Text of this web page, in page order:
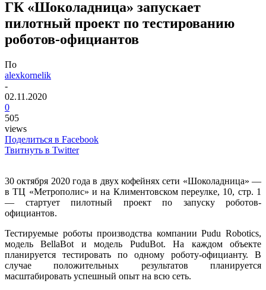
ГК «Шоколадница» запускает
пилотный проект по тестированию
роботов-официантов
По
alexkornelik
-
02.11.2020
0
505
views
Поделиться в Facebook
Твитнуть в Twitter
30 октября 2020 года в двух кофейнях сети «Шоколадница» —
в ТЦ «Метрополис» и на Климентовском переулке, 10, стр. 1
— стартует пилотный проект по запуску роботов-
официантов.
Тестируемые роботы производства компании Pudu Robotics,
модель BellaBot и модель PuduBot. На каждом объекте
планируется тестировать по одному роботу-официанту. В
случае положительных результатов планируется
масштабировать успешный опыт на всю сеть.